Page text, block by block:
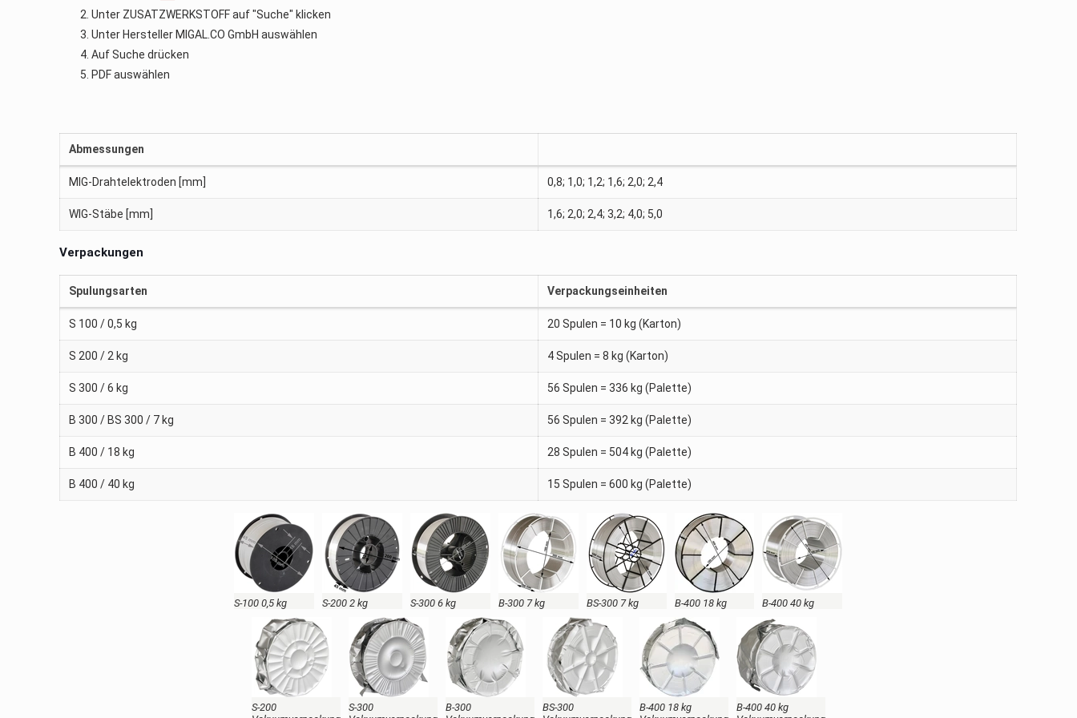
Unter ZUSATZWERKSTOFF auf "Suche" klicken
Unter Hersteller MIGAL.CO GmbH auswählen
Auf Suche drücken
PDF auswählen
Abmessungen
MIG-Drahtelektroden [mm] 0,8; 1,0; 1,2; 1,6; 2,0; 2,4
WIG-Stäbe [mm] 1,6; 2,0; 2,4; 3,2; 4,0; 5,0
Verpackungen
Spulungsarten Verpackungseinheiten
S 100 / 0,5 kg 20 Spulen = 10 kg (Karton)
S 200 / 2 kg 4 Spulen = 8 kg (Karton)
S 300 / 6 kg 56 Spulen = 336 kg (Palette)
B 300 / BS 300 / 7 kg 56 Spulen = 392 kg (Palette)
B 400 / 18 kg 28 Spulen = 504 kg (Palette)
B 400 / 40 kg 15 Spulen = 600 kg (Palette)
S-100 0,5 kg S-200 2 kg S-300 6 kg B-300 7 kg BS-300 7 kg B-400 18 kg B-400 40 kg
S-200
S-300
B-300
BS-300
B-400 18 kg
B-400 40 kg